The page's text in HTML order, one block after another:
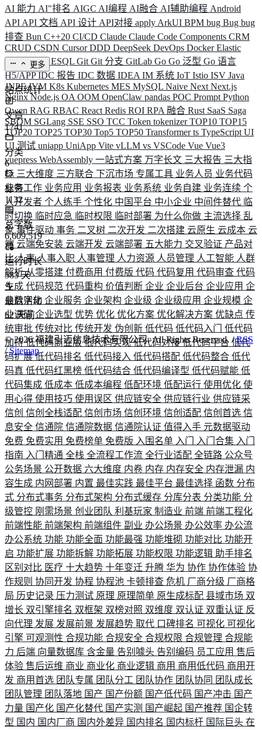
AI 能力 AI"排名 AIGC AI编程 AI融合 AI辅助编程 Android
API API 文档 API 设计 API对接 apply ArkUI BPM bug Bug bug
排查 Bun C++20 CI/CD Claude Claude Code Components CRM
CRUD CSDN CursorDDD DeepSeek DevOps DockerElastic
ELK ElysiaESQL Git Git 分支 GitLab Go Go 泛型 Go 语言
H5/APPIDC 报告 IDC 数据 IDEA IM 系统 IoT Istio ISV Java
JNPFJVM K8s Kubernetes MES MySQL Naive Next Next.js
NginxNode.js OA OOM OpenClaw pandas POC Prompt Python
Qwen RAG RBAC React Redis ROI RPA 融合 Rust SaaS Saga
SBOM SGLang SSE SSO TCC Token tokenizerTOP10 TOP15
TOP20 TOP25 TOP30 Top5 TOP50 Transformerts TypeScript UI
UI 测试 uniapp UniApp Vite vLLM vs VSCode Vue Vue3
vuepress WebAssembly 一站式方案 万字长文 三大报告 三大指
标 三大维度 三方联合 下沉市场 专属工具 业务人员 业务代码
业务工作 业务应用 业务报表 业务系统 业务自建 业务连续 个
人开发者 个人练手 个性化 中国平台 中小企业 中间件替代 临
时切换 临时应急 临时权限 临时部署 为什么你做 主流选择 乱
象 事件驱动 事务 二叉树 二次开发 二次搭建 云原生 云成本 云
端 云端免安装 云端开发 云端部署 五大能力 交叉验证 产品对
比人事人事入职 人事管理 人力资源 人员管理 人工智能 人群
解析从零搭建 付费商用 付费版 代码 代码复用 代码审查 代码
生成 代码规范 代码重构 价值判断 企业 企业后台 企业应用 企
业数字化 企业服务 企业架构 企业级 企业级应用 企业规模 企
业调研企业选型 优势 优化 优化方案 优化解决方案 优缺点 传
统审批 传统对比 传统开发 伪创新 低代码 低代码入门 低代码
加持低代码商业版低代码实现低代码对接低代码平台 低代
码扩展低代码排名 低代码接入 低代码搭配 低代码整合 低代
码真 低代码红黑榜 低代码结合 低代码编译型 低代码赋能 低
代码集成 低成本 低成本编程 低配环境 低配运行 使用优化 使
用心得 使用技巧 使用误区 供应链安全 供应链行业 供应链采
信创 信创全栈适配 信创市场 信创环境 信创适配 信创首选 信
息安全 信通院 信通院数据 信通院认证 值得入手 元数据驱动
免费 免费实用 免费榜单 免费版 入围名单 入门 入门合集 入门
指南 入门精通 全栈 全流程工作流 全行业适配 全链路 公众号
公务场景 公开数据 六大维度 内卷 内存 内存安全 内存泄漏 内
容生成 内网部署 内置 最佳实践 最佳平台 最佳选择 函数 分布
式 分布式事务 分布式架构 分布式缓存 分库分表 分类功能 分
级管控 刚需场景 创业团队 利基玩家 制造业 前端 前端工程化
前端性能 前端架构 前端组件 副业 办公场景 办公效率 办公流
办公系统 功能 功能全面 功能最强 功能堆砌 功能对比 功能开
启 功能扩展 功能拆解 功能拓展 功能权限 功能逻辑 助手排名
区别对比 医疗 十大趋势 十年变迁 升腾 华为 协作 协作体验 协
作规则 协同开发 协程 协程池 卡顿排查 危机 厂商分级 厂商格
局 历史记录 压力测试 原理 原理简单 原生成标配 县域市场 双
增长 双引擎排名 双框架 双榜对照 双维度 双认证 双重认证 反
向代理 发展 发展前景 发展趋势 取代 口碑排名 可视化 可视化
引擎 可观测性 合规功能 合规安全 合规权限 合规管理 合规能
力 后端 向量数据库 含金量 告别噱头 告别编码 员工应用 售后
体验 售后运维 商业 商业化 商业逻辑 商用 商用低代码 商用开
发 商用首选 团队专属 团队分工 团队协作 团队协同 团队成长
团队管理 团队落地 国产 国产份额 国产低代码 国产冲击 国产
力量 国产化 国产化替代 国产实测 国产崛起 国产推荐 国企转
型 国内 国内厂商 国内外差异 国内排名 国内标杆 国际巨头 在
更多
站点统计
文章
1741
分类
6
标签
1132
总字数
6,609,519
运行时长
583 天
最后活动
62 天前
©2026福建引迈信息技术有限公司. All Rights Reserved. /RSS
/Sitemap